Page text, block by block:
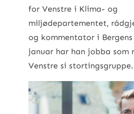
for Venstre i Klima- og
miljødepartementet,
og kommentator i
januar har han jobba som
Venstre si stortingsgruppe.